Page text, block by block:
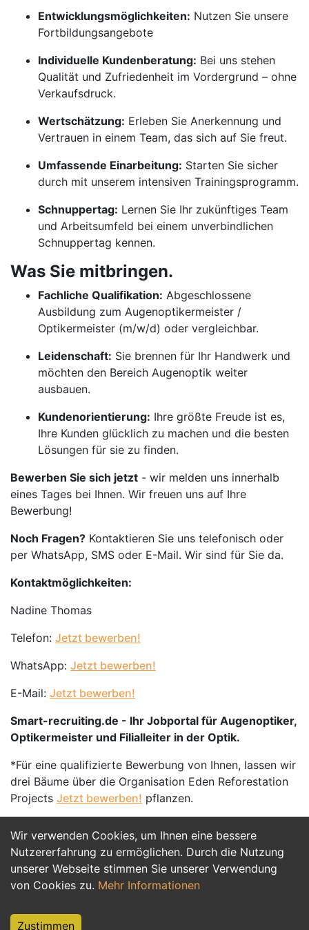
Wir verwenden Cookies, um Ihnen eine bessere
Nutzererfahrung zu ermöglichen. Durch die Nutzung
unserer Webseite stimmen Sie unserer Verwendung
von Cookies zu. Mehr Informationen
Zustimmen
Entwicklungsmöglichkeiten: Nutzen Sie unsere
Fortbildungsangebote
Individuelle Kundenberatung: Bei uns stehen
Qualität und Zufriedenheit im Vordergrund – ohne
Verkaufsdruck.
Wertschätzung: Erleben Sie Anerkennung und
Vertrauen in einem Team, das sich auf Sie freut.
Umfassende Einarbeitung: Starten Sie sicher
durch mit unserem intensiven Trainingsprogramm.
Schnuppertag: Lernen Sie Ihr zukünftiges Team
und Arbeitsumfeld bei einem unverbindlichen
Schnuppertag kennen.
Was Sie mitbringen.
Fachliche Qualifikation: Abgeschlossene
Ausbildung zum Augenoptikermeister /
Optikermeister (m/w/d) oder vergleichbar.
Leidenschaft: Sie brennen für Ihr Handwerk und
möchten den Bereich Augenoptik weiter
ausbauen.
Kundenorientierung: Ihre größte Freude ist es,
Ihre Kunden glücklich zu machen und die besten
Lösungen für sie zu finden.
Bewerben Sie sich jetzt - wir melden uns innerhalb
eines Tages bei Ihnen. Wir freuen uns auf Ihre
Bewerbung!
Noch Fragen? Kontaktieren Sie uns telefonisch oder
per WhatsApp, SMS oder E-Mail. Wir sind für Sie da.
Kontaktmöglichkeiten:
Nadine Thomas
Telefon: Jetzt bewerben!
WhatsApp: Jetzt bewerben!
E-Mail: Jetzt bewerben!
Smart-recruiting.de - Ihr Jobportal für Augenoptiker,
Optikermeister und Filialleiter in der Optik.
*Für eine qualifizierte Bewerbung von Ihnen, lassen wir
drei Bäume über die Organisation Eden Reforestation
Projects Jetzt bewerben! pflanzen.
Jetzt Bewerben